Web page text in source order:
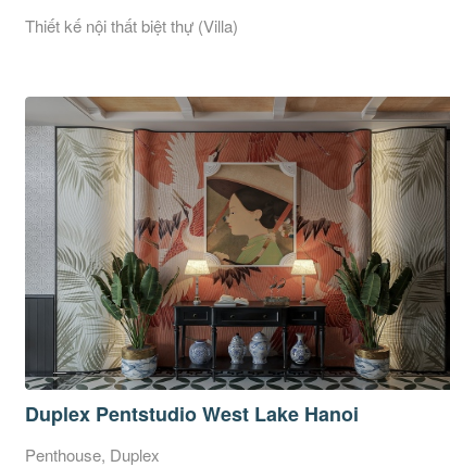
Thiết kế nội thất biệt thự (Villa)
Duplex Pentstudio West Lake Hanoi
Penthouse, Duplex